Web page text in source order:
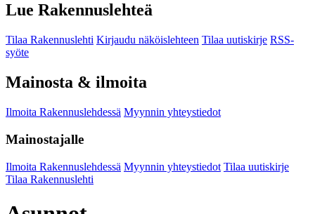
Lue Rakennuslehteä
Tilaa Rakennuslehti Kirjaudu näköislehteen Tilaa uutiskirje RSS-
syöte
Mainosta & ilmoita
Ilmoita Rakennuslehdessä Myynnin yhteystiedot
Mainostajalle
Ilmoita Rakennuslehdessä Myynnin yhteystiedot Tilaa uutiskirje
Tilaa Rakennuslehti